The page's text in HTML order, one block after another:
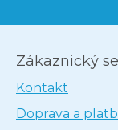
Zákaznický
Kontakt
Doprava a